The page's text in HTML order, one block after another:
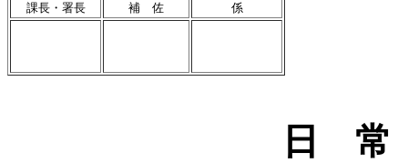
課長・署長 補 佐 係
日